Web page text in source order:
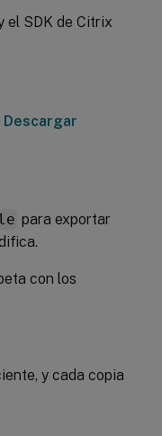
el SDK de Citrix
Descargar
para exportar
con los
y cada copia